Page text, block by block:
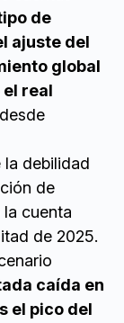
de
ajuste del
global
real
la debilidad
de
cuenta
de 2025.
caída en
el pico del